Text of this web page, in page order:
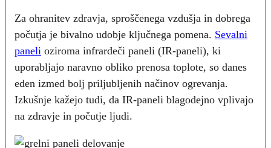
Za ohranitev zdravja, sproščenega vzdušja in dobrega
počutja je bivalno udobje ključnega pomena. Sevalni
paneli oziroma infrardeči paneli (IR-paneli), ki
uporabljajo naravno obliko prenosa toplote, so danes
eden izmed bolj priljubljenih načinov ogrevanja.
Izkušnje kažejo tudi, da IR-paneli blagodejno vplivajo
na zdravje in počutje ljudi.